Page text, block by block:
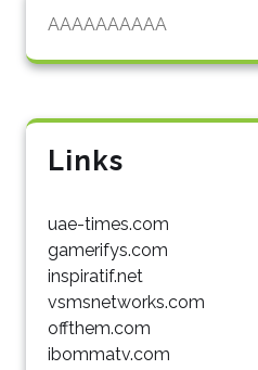
AAAAAAAAAA
Links
uae-times.com
gamerifys.com
inspiratif.net
vsmsnetworks.com
offthem.com
ibommatv.com